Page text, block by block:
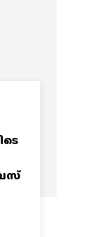
ബസ്